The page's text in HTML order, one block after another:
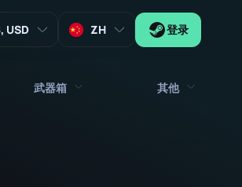
, USD ZH 登录
武器箱 其他